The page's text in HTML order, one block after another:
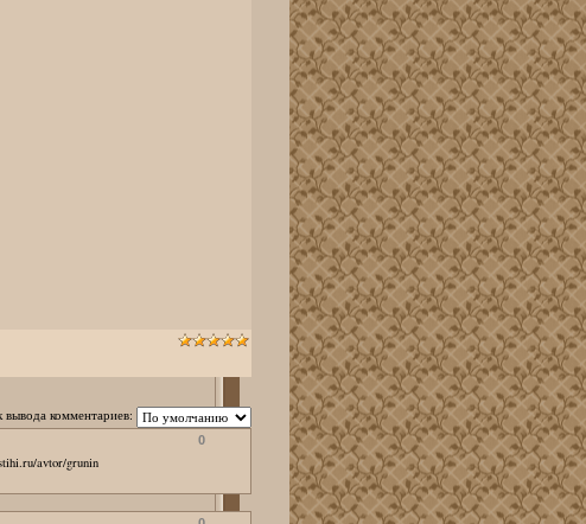
комментариев:
0
avtor/grunin